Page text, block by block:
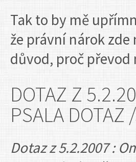
Tak to by mě
že právní nárok
důvod, proč převod
DOTAZ Z
PSALA
Dotaz z 5.2.2007 :